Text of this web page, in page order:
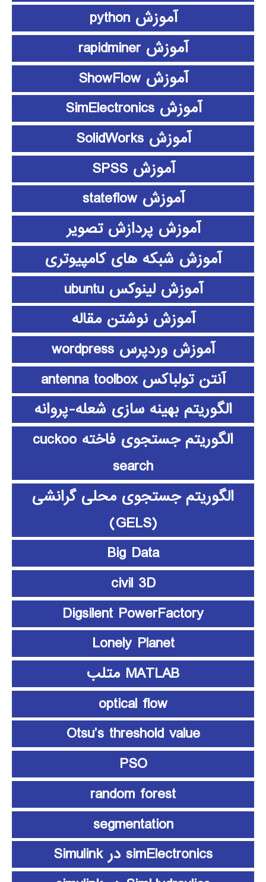
آموزش python
آموزش rapidminer
آموزش ShowFlow
آموزش SimElectronics
آموزش SolidWorks
آموزش SPSS
آموزش stateflow
آموزش پردازش تصویر
آموزش شبکه های کامپیوتری
آموزش لینوکس ubuntu
آموزش نوشتن مقاله
آموزش وردپرس wordpress
آنتن تولباکس antenna toolbox
الگوریتم بهینه سازی شعله-پروانه
الگوریتم جستجوی فاخته cuckoo
search
الگوریتم جستجوی محلی گرانشی
(GELS)
Big Data
civil 3D
Digsilent PowerFactory
Lonely Planet
MATLAB متلب
optical flow
Otsu’s threshold value
PSO
random forest
segmentation
simElectronics در Simulink